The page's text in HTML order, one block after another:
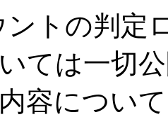
ントの判定
ては一切
容につい